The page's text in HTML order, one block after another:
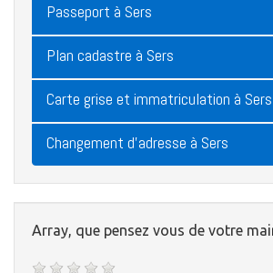
Passeport à Sers
Plan cadastre à Sers
Carte grise et immatriculation à Sers
Changement d'adresse à Sers
Array, que pensez vous de votre